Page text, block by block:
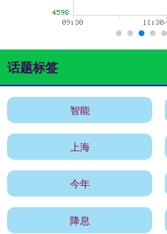
话题标签
智能
上海
今年
降息